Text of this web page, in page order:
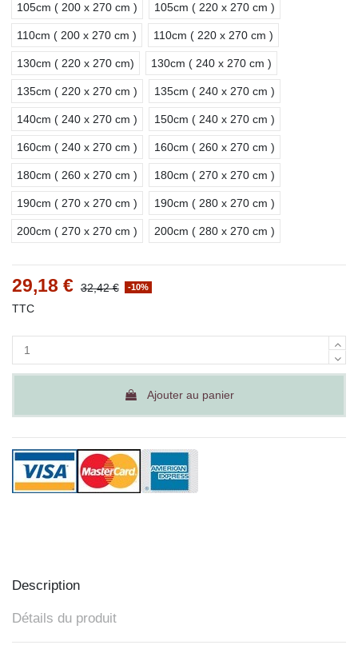
105cm ( 200 x 270 cm ) 105cm ( 220 x 270 cm )
110cm ( 200 x 270 cm ) 110cm ( 220 x 270 cm )
130cm ( 220 x 270 cm) 130cm ( 240 x 270 cm )
135cm ( 220 x 270 cm ) 135cm ( 240 x 270 cm )
140cm ( 240 x 270 cm ) 150cm ( 240 x 270 cm )
160cm ( 240 x 270 cm ) 160cm ( 260 x 270 cm )
180cm ( 260 x 270 cm ) 180cm ( 270 x 270 cm )
190cm ( 270 x 270 cm ) 190cm ( 280 x 270 cm )
200cm ( 270 x 270 cm ) 200cm ( 280 x 270 cm )
29,18 € 32,42 € -10%
TTC
Ajouter au panier
Description
Détails du produit